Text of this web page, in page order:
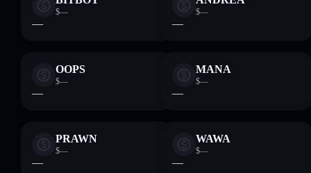
$—
—
$—
—
OOPS
$—
—
MANA
$—
—
PRAWN
$—
—
WAWA
$—
—